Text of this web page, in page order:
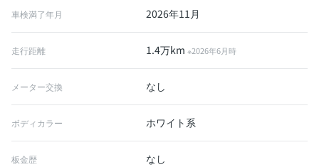
車検満了年月 2026年11月
走行距離 1.4万km※2026年6月時
メーター交換 なし
ボディカラー ホワイト系
板金歴 なし